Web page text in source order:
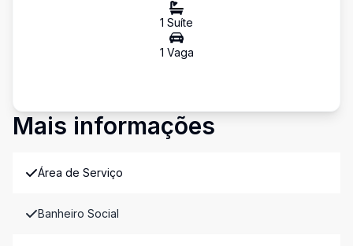
1 Suíte
1 Vaga
Mais informações
Área de Serviço
Banheiro Social